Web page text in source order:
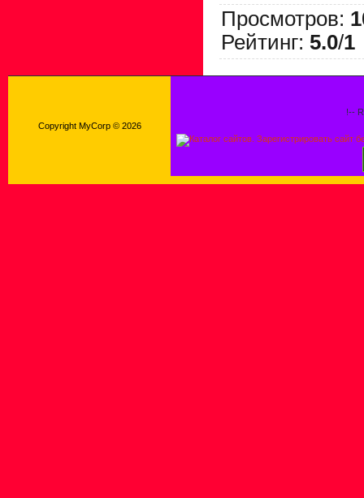
Просмотров:
Рейтинг: 5.0/1
Copyright MyCorp © 2026
!--